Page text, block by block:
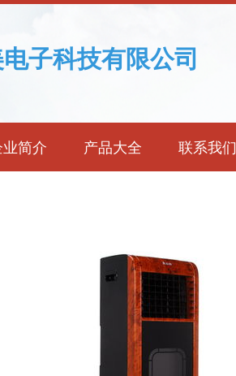
子科技有限公司
业简介 产品大全 联系我们